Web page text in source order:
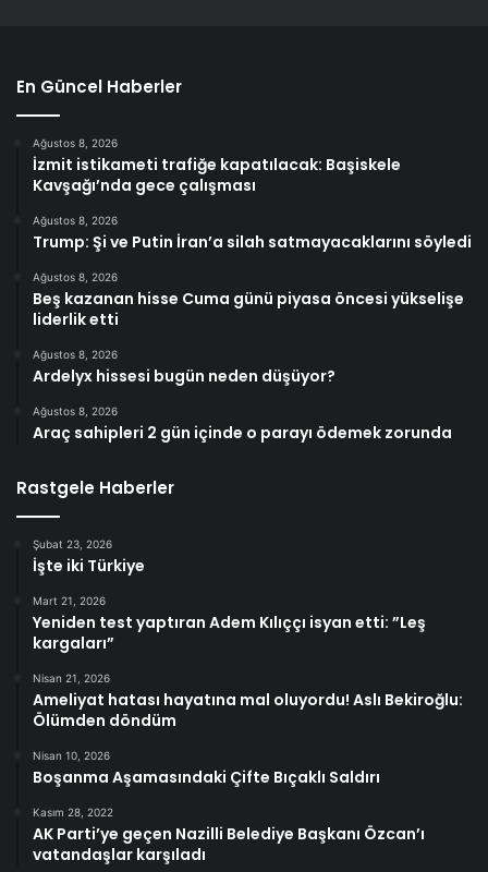
En Güncel Haberler
Ağustos 8, 2026
İzmit istikameti trafiğe kapatılacak: Başiskele
Kavşağı’nda gece çalışması
Ağustos 8, 2026
Trump: Şi ve Putin İran’a silah satmayacaklarını söyledi
Ağustos 8, 2026
Beş kazanan hisse Cuma günü piyasa öncesi yükselişe
liderlik etti
Ağustos 8, 2026
Ardelyx hissesi bugün neden düşüyor?
Ağustos 8, 2026
Araç sahipleri 2 gün içinde o parayı ödemek zorunda
Rastgele Haberler
Şubat 23, 2026
İşte iki Türkiye
Mart 21, 2026
Yeniden test yaptıran Adem Kılıççı isyan etti: ”Leş
kargaları”
Nisan 21, 2026
Ameliyat hatası hayatına mal oluyordu! Aslı Bekiroğlu:
Ölümden döndüm
Nisan 10, 2026
Boşanma Aşamasındaki Çifte Bıçaklı Saldırı
Kasım 28, 2022
AK Parti’ye geçen Nazilli Belediye Başkanı Özcan’ı
vatandaşlar karşıladı